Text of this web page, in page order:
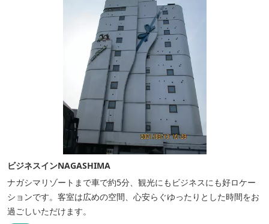
ビジネスインNAGASHIMA
ナガシマリゾートまで車で約5分、観光にもビジネスにも好ロケー
ションです。客室は広めの空間、心安らぐゆったりとした時間をお
過ごしいただけます。